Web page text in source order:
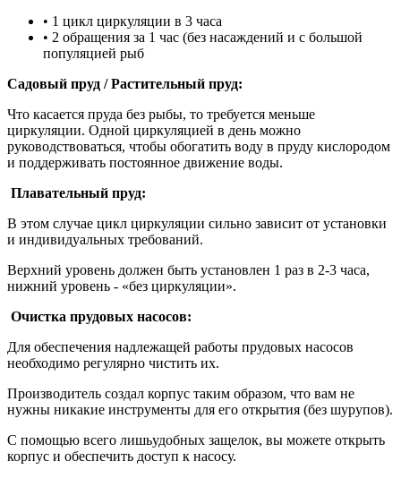
• 1 цикл циркуляции в 3 часа
• 2 обращения за 1 час (без насаждений и с большой
популяцией рыб
Садовый пруд / Растительный пруд:
Что касается пруда без рыбы, то требуется меньше
циркуляции. Одной циркуляцией в день можно
руководствоваться, чтобы обогатить воду в пруду кислородом
и поддерживать постоянное движение воды.
Плавательный пруд:
В этом случае цикл циркуляции сильно зависит от установки
и индивидуальных требований.
Верхний уровень должен быть установлен 1 раз в 2-3 часа,
нижний уровень - «без циркуляции».
Очистка прудовых насосов:
Для обеспечения надлежащей работы прудовых насосов
необходимо регулярно чистить их.
Производитель создал корпус таким образом, что вам не
нужны никакие инструменты для его открытия (без шурупов).
С помощью всего лишьудобных защелок, вы можете открыть
корпус и обеспечить доступ к насосу.